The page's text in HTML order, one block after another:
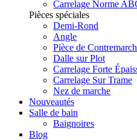
Carrelage Norme
Pièces spéciales
Demi-Rond
Angle
Pièce de
Dalle sur Plot
Carrelage Forte
Carrelage Sur Trame
Nez de marche
Nouveautés
Salle de bain
Baignoires
Blog